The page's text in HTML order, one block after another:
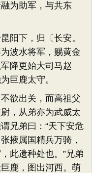
为助军，与共东
下，归〔长安。
波水将军，赐黄金
降更始大司马赵
巨鹿太守。
欲出关，而高祖父
，从弟亦为武威太
兄弟曰：“天下安危
掖属国精兵万骑，
此遗种处也。”兄弟
鹿，图出河西。萌